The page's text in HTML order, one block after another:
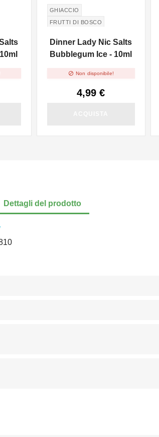
GHIACCIO
FRUTTI DI BOSCO
Dinner Lady Nic Salts
Bubblegum Ice - 10ml
 Non disponibile!
4,99 €
Dettagli del prodotto